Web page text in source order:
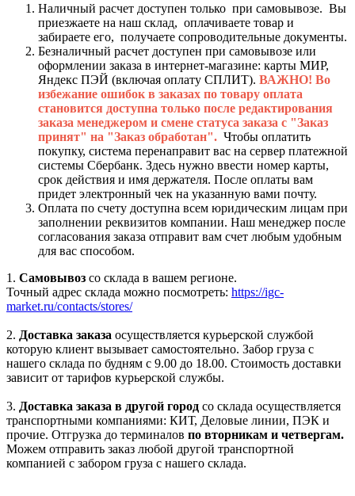
Наличный расчет доступен только при самовывозе. Вы
приезжаете на наш склад, оплачиваете товар и
забираете его, получаете сопроводительные документы.
Безналичный расчет доступен при самовывозе или
оформлении заказа в интернет-магазине: карты МИР,
Яндекс ПЭЙ (включая оплату СПЛИТ). ВАЖНО! Во
избежание ошибок в заказах по товару оплата
становится доступна только после редактирования
заказа менеджером и смене статуса заказа с "Заказ
принят" на "Заказ обработан". Чтобы оплатить
покупку, система перенаправит вас на сервер платежной
системы Сбербанк. Здесь нужно ввести номер карты,
срок действия и имя держателя. После оплаты вам
придет электронный чек на указанную вами почту.
Оплата по счету доступна всем юридическим лицам при
заполнении реквизитов компании. Наш менеджер после
согласования заказа отправит вам счет любым удобным
для вас способом.
1. Самовывоз со склада в вашем регионе.
Точный адрес склада можно посмотреть: https://igc-
market.ru/contacts/stores/
2. Доставка заказа осуществляется курьерской службой
которую клиент вызывает самостоятельно. Забор груза с
нашего склада по будням с 9.00 до 18.00. Стоимость доставки
зависит от тарифов курьерской службы.
3. Доставка заказа в другой город со склада осуществляется
транспортными компаниями: КИТ, Деловые линии, ПЭК и
прочие. Отгрузка до терминалов по вторникам и четвергам.
Можем отправить заказ любой другой транспортной
компанией с забором груза с нашего склада.